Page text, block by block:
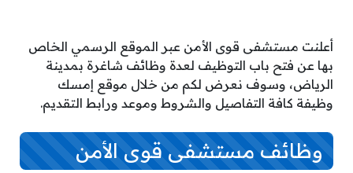
أعلنت مستشفى قوى الأمن عبر الموقع الرسمي الخاص
بها عن فتح باب التوظيف لعدة وظائف شاغرة بمدينة
الرياض، وسوف نعرض لكم من خلال موقع إمسك
وظيفة كافة التفاصيل والشروط وموعد ورابط التقديم.
وظائف مستشفى قوى الأمن